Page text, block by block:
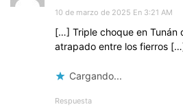
10 de marzo de 2025 En 3:21 AM
[…] Triple choque en Tunán
atrapado entre los fierros
Cargando...
Respuesta